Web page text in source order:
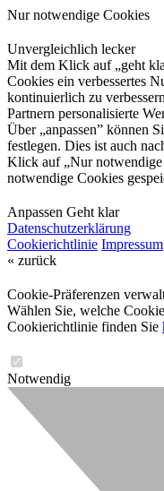
Nur notwendige Cookies
Unvergleichlich lecker
Mit dem Klick auf „geht
Cookies ein verbessertes
kontinuierlich zu
Partnern personalisierte
Über „anpassen” können
festlegen. Dies ist auch
Klick auf „Nur
notwendige Cookies
Anpassen Geht klar
Datenschutzerklärung
Cookierichtlinie Impressum
« zurück
Cookie-Präferenzen
Wählen Sie, welche
Cookierichtlinie finden Sie
Notwendig